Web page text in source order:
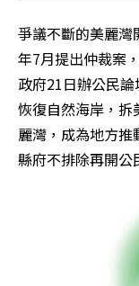
爭議不斷的美麗灣
年7月提出仲裁案
政府21日辦公民
恢復自然海岸，拆
麗灣，成為地方推
縣府不排除再開公